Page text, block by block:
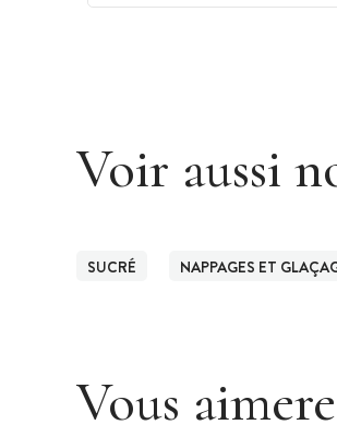
Voir aussi
SUCRÉ NAPPAGES ET
Vous